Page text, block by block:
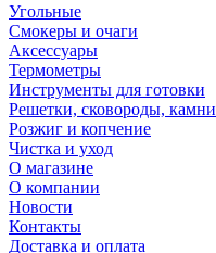
Угольные
Смокеры и очаги
Аксессуары
Термометры
Инструменты для готовки
Решетки, сковороды, камни
Розжиг и копчение
Чистка и уход
О магазине
О компании
Новости
Контакты
Доставка и оплата